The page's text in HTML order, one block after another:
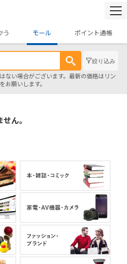
う モール ポイント通帳
絞り込み
ない場合がございます。最新の価格はリン
お願いします。
ん。